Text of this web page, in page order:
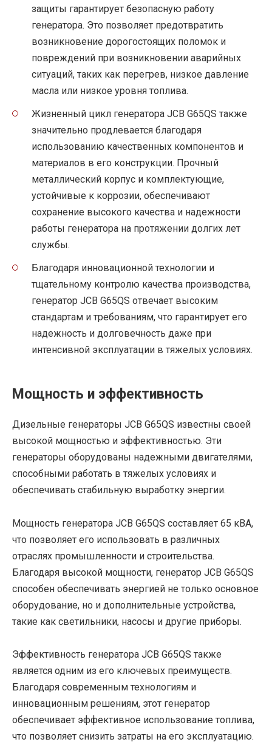
защиты гарантирует безопасную работу
генератора. Это позволяет предотвратить
возникновение дорогостоящих поломок и
повреждений при возникновении аварийных
ситуаций, таких как перегрев, низкое давление
масла или низкое уровня топлива.
Жизненный цикл генератора JCB G65QS также
значительно продлевается благодаря
использованию качественных компонентов и
материалов в его конструкции. Прочный
металлический корпус и комплектующие,
устойчивые к коррозии, обеспечивают
сохранение высокого качества и надежности
работы генератора на протяжении долгих лет
службы.
Благодаря инновационной технологии и
тщательному контролю качества производства,
генератор JCB G65QS отвечает высоким
стандартам и требованиям, что гарантирует его
надежность и долговечность даже при
интенсивной эксплуатации в тяжелых условиях.
Мощность и эффективность
Дизельные генераторы JCB G65QS известны своей
высокой мощностью и эффективностью. Эти
генераторы оборудованы надежными двигателями,
способными работать в тяжелых условиях и
обеспечивать стабильную выработку энергии.
Мощность генератора JCB G65QS составляет 65 кВА,
что позволяет его использовать в различных
отраслях промышленности и строительства.
Благодаря высокой мощности, генератор JCB G65QS
способен обеспечивать энергией не только основное
оборудование, но и дополнительные устройства,
такие как светильники, насосы и другие приборы.
Эффективность генератора JCB G65QS также
является одним из его ключевых преимуществ.
Благодаря современным технологиям и
инновационным решениям, этот генератор
обеспечивает эффективное использование топлива,
что позволяет снизить затраты на его эксплуатацию.